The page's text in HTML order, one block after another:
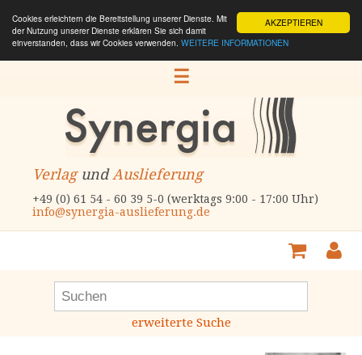
AKZEPTIEREN
Cookies erleichtern die Bereitstellung unserer Dienste. Mit
der Nutzung unserer Dienste erklären Sie sich damit
einverstanden, dass wir Cookies verwenden. WEITERE INFORMATIONEN
☰
VerlagundAuslieferung
+49 (0) 61 54 - 60 39 5-0 (werktags 9:00 - 17:00 Uhr)
info@synergia-auslieferung.de
erweiterte Suche